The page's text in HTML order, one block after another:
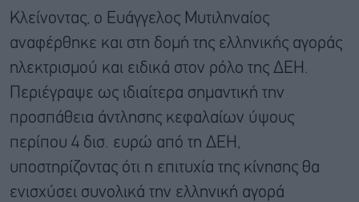
Κλείνοντας, ο Ευάγγελος Μυτιληναίος
αναφέρθηκε και στη δομή της ελληνικής αγοράς
ηλεκτρισμού και ειδικά στον ρόλο της ΔΕΗ.
Περιέγραψε ως ιδιαίτερα σημαντική την
προσπάθεια άντλησης κεφαλαίων ύψους
περίπου 4 δισ. ευρώ από τη ΔΕΗ,
υποστηρίζοντας ότι η επιτυχία της κίνησης θα
ενισχύσει συνολικά την ελληνική αγορά